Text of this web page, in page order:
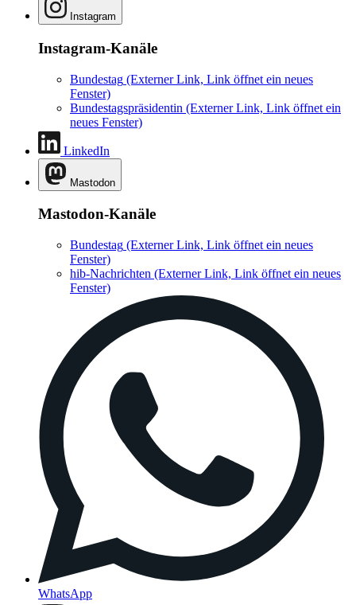
Instagram
Instagram-Kanäle
Bundestag (Externer Link, Link öffnet ein neues
Fenster)
Bundestagspräsidentin (Externer Link, Link öffnet ein
neues Fenster)
LinkedIn
Mastodon
Mastodon-Kanäle
Bundestag (Externer Link, Link öffnet ein neues
Fenster)
hib-Nachrichten (Externer Link, Link öffnet ein neues
Fenster)
WhatsApp